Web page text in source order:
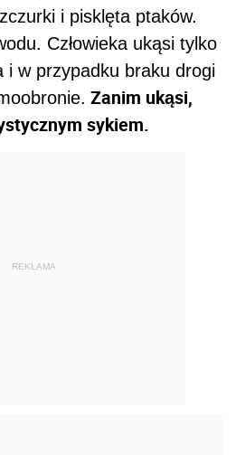
i pisklęta ptaków.
Człowieka ukąsi tylko
i w przypadku braku drogi
Zanim ukąsi,
sykiem.
REKLAMA